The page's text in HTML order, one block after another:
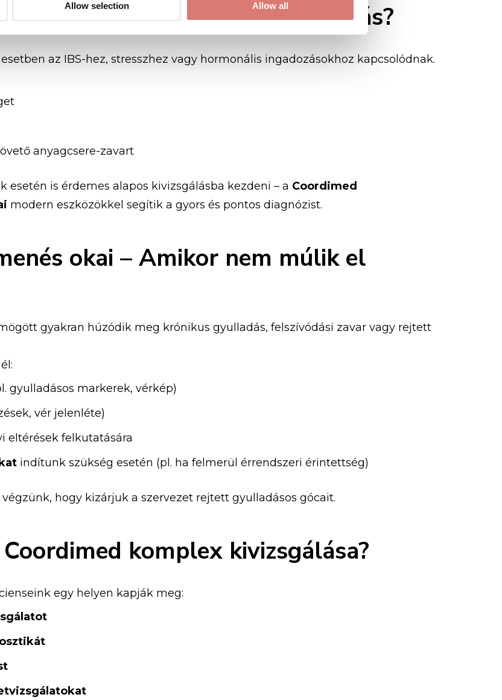
Allow selection Allow all
okai – Miért fontos a kivizsgálás?
az IBS-hez, stresszhez vagy hormonális ingadozásokhoz kapcsolódnak.
anyagcsere-zavart
is érdemes alapos kivizsgálásba kezdeni – a Coordimed
modern eszközökkel segítik a gyors és pontos diagnózist.
okai – Amikor nem múlik el
gyakran húzódik meg krónikus gyulladás, felszívódási zavar vagy rejtett
gyulladásos markerek, vérkép)
vér jelenléte)
eltérések felkutatására
indítunk szükség esetén (pl. ha felmerül érrendszeri érintettség)
hogy kizárjuk a szervezet rejtett gyulladásos gócait.
komplex kivizsgálása?
egy helyen kapják meg: